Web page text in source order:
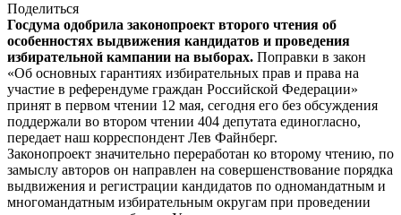
Поделиться
Госдума одобрила законопроект второго чтения об
особенностях выдвижения кандидатов и проведения
избирательной кампании на выборах. Поправки в закон
«Об основных гарантиях избирательных прав и права на
участие в референдуме граждан Российской Федерации»
принят в первом чтении 12 мая, сегодня его без обсуждения
поддержали во втором чтении 404 депутата единогласно,
передает наш корреспондент Лев Файнберг.
Законопроект значительно переработан ко второму чтению, по
замыслу авторов он направлен на совершенствование порядка
выдвижения и регистрации кандидатов по одномандатным и
многомандатным избирательным округам при проведении